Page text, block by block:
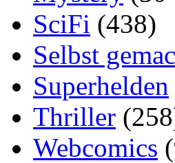
SciFi (438)
Selbst
Superhelden
Thriller
Webcomics